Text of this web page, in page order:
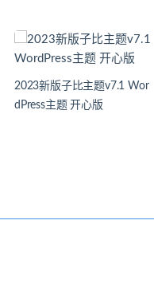
2023新版子比主题v7.1 Wor
dPress主题 开心版